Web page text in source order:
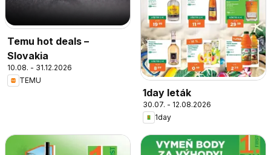
Temu hot deals –
Slovakia
10.08. - 31.12.2026
TEMU
1day leták
30.07. - 12.08.2026
1day